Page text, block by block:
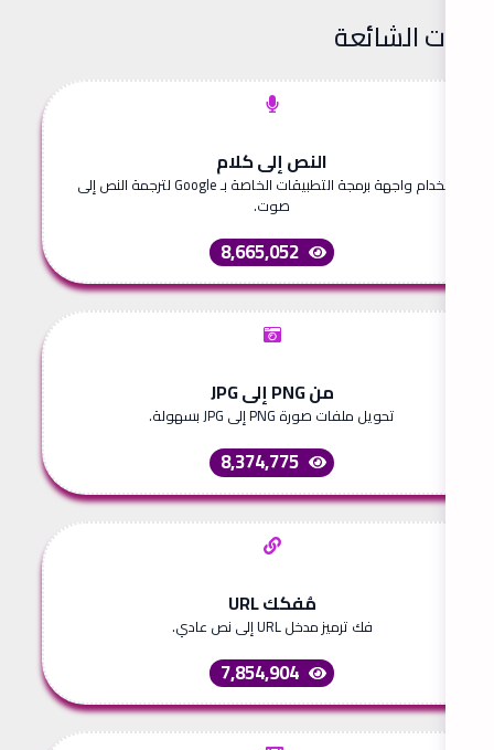
الشائعة
النص إلى كلام
استخدام واجهة برمجة التطبيقات الخاصة بـ Google لترجمة النص إلى
صوت.
8,665,052
من PNG إلى JPG
تحويل ملفات صورة PNG إلى JPG بسهولة.
8,374,775
مُفكك URL
فك ترميز مدخل URL إلى نص عادي.
7,854,904